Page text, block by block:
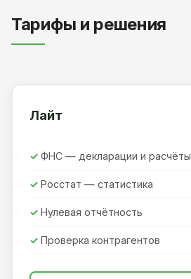
Тарифы и решения
Лайт
ФНС — декларации и расчёты
Росстат — статистика
Нулевая отчётность
Проверка контрагентов